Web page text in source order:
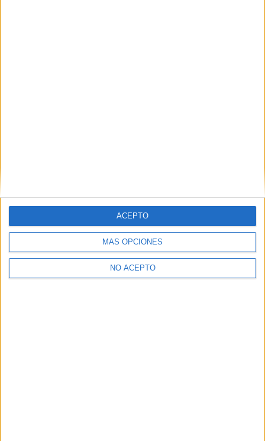
MÁS OPCIONES
NO ACEPTO
ACEPTO
Y como regalo de agradecimiento, por registrarte te daremos
gratis una copia de nuestro ebook con 100 consejos para tu
primer año de universidad